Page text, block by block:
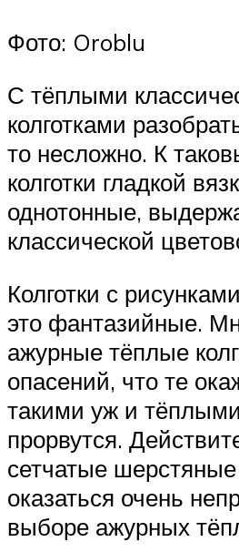
Фото: Oroblu
С тёплыми
колготками
то несложно. К
колготки гладкой
однотонные,
классической
Колготки с
это фантазийные.
ажурные тёплые
опасений, что те
такими уж и
прорвутся.
сетчатые шерстяные
оказаться очень
выборе ажурных